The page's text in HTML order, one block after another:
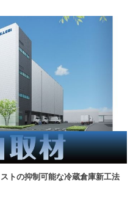
トの抑制可能な冷蔵倉庫新工法